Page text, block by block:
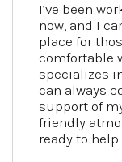
I’ve been
now, and I
place for
comfortable
specializes
can always
support of
friendly
ready to